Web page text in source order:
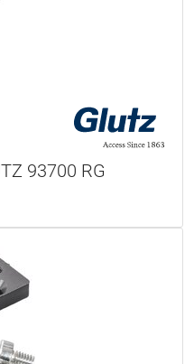
93700 RG